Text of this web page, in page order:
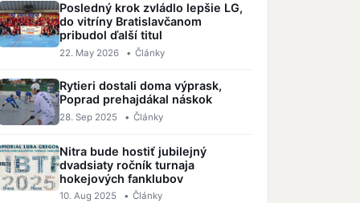
Posledný krok zvládlo lepšie LG,
do vitríny Bratislavčanom
pribudol ďalší titul
22. May 2026 • Články
Rytieri dostali doma výprask,
Poprad prehajdákal náskok
28. Sep 2025 • Články
Nitra bude hostiť jubilejný
dvadsiaty ročník turnaja
hokejových fanklubov
10. Aug 2025 • Články